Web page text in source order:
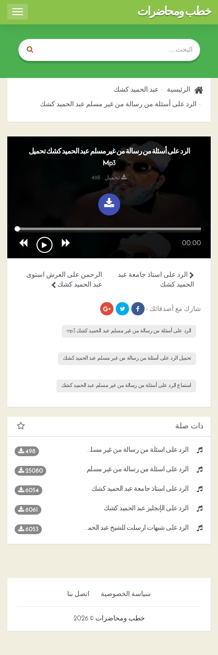
Toggle
خطب ومحاضرات
الرئيسية عبد الحميد كشك
الرد على أسئلة من رسالة من غير مسلم عبد الحميد كشك
الرد على أسئلة من رسالة من غير مسلم عبد الحميد كشك تحميل
Mp3
تحميل : 498
00:00
الرحمن على العرش استوى
عبد الحميد كشك
الرد على استاذ جامعة عبد
الحميد كشك
شارك مع أصدقائك ›
الرد على أسئلة من رسالة من غير مسلم عبد الحميد كشك mp3
تحميل الرد على أسئلة من رسالة من غير مسلم عبد الحميد كشك
استماع الرد على أسئلة من رسالة من غير مسلم عبد الحميد كشك
ذات صلة
الرد على أسئلة من رسالة من غير مسلم عبد الحميد كشك 498
الرد على أسئلة من رسالة من غير مسلم 25080
الرد على استاذ جامعة عبد الحميد كشك 6054
الرد على الإنجليز عبد الحميد كشك 6061
الرد على شبهات ارسلت للشيخ عبد الحميد كشك 6053
سياسة الخصوصية اتصل بنا
خطب ومحاضرات © 2026